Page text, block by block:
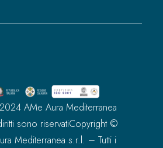
AMe Aura Mediterranea
sono riservatiCopyright ©
Mediterranea s.r.l. – Tutti i